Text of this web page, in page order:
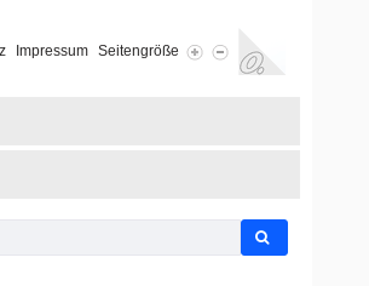
Impressum Seitengröße